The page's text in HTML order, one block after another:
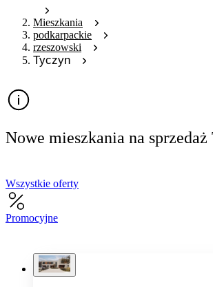
Mieszkania
podkarpackie
rzeszowski
Tyczyn
Nowe mieszkania na sprzedaż
Wszystkie oferty
Promocyjne